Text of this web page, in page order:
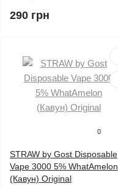
290 грн
0
STRAW by Gost Disposable
Vape 3000 5% WhatAmelon
(Кавун) Original